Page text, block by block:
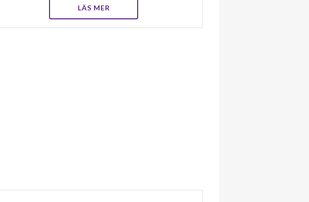
LÄS MER